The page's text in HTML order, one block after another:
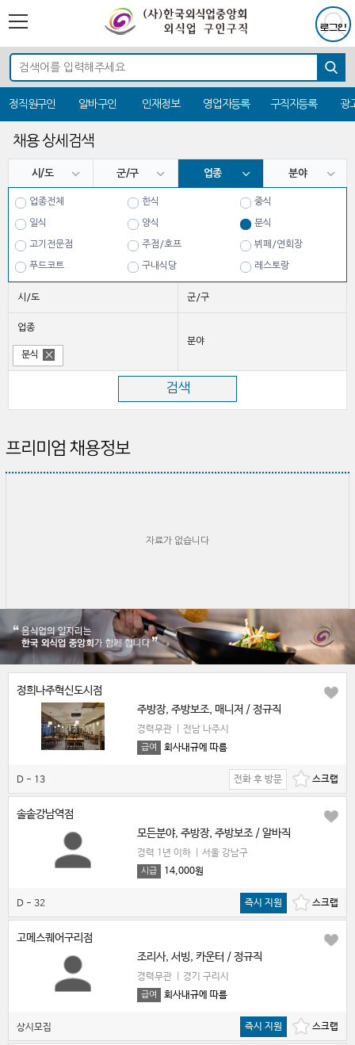
정직원구인 알바구인 인재정보 영업자등록 구직자등록 광
채용 상세검색
시/도 군/구 업종 분야
업종전체 한식 중식
일식 양식 분식
고기전문점 주점/호프 뷔페/연회장
푸드코트 구내식당 레스토랑
시/도
군/구
업종
분식
분야
프리미엄 채용정보
자료가 없습니다
정희나주혁신도시점
주방장, 주방보조, 매니저 / 정규직
경력무관 전남 나주시
급여 회사내규에 따름
D - 13 전화 후 방문
솔솥강남역점
모든분야, 주방장, 주방보조 / 알바직
경력 1년 이하 서울 강남구
시급 14,000원
D - 32 즉시 지원
고메스퀘어구리점
조리사, 서빙, 카운터 / 정규직
경력무관 경기 구리시
급여 회사내규에 따름
상시모집 즉시 지원